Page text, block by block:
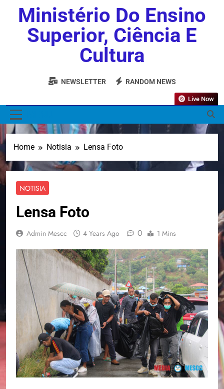
Ministério Do Ensino
Superior, Ciência E
Cultura
NEWSLETTER RANDOM NEWS
Live Now
Home Notisia Lensa Foto
NOTISIA
Lensa Foto
Admin Mescc 4 Years Ago 0 1 Mins